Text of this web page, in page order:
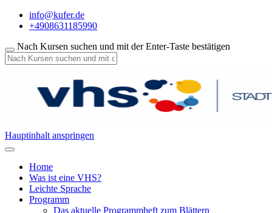
info@kufer.de
+4908631185990
Nach Kursen suchen und mit der Enter-Taste bestätigen
Hauptinhalt anspringen
Home
Was ist eine VHS?
Leichte Sprache
Programm
Das aktuelle Programmheft zum Blättern